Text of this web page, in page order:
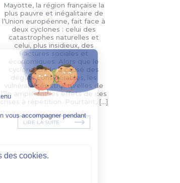
Mayotte, la région française la
plus pauvre et inégalitaire de
l’Union européenne, fait face à
deux cyclones : celui des
catastrophes naturelles et
celui, plus insidieux, des
fractures sociales et
économiques. Alors que le
cyclone Chido a causé des
dégâts considérables, les
vulnérabilités structurelles de
l’île amplifient les effets de ces
crises à répétition. Pourtant, […]
LIRE LA SUITE